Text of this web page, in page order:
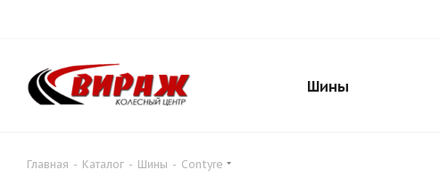
Шины
Главная - Каталог - Шины - Contyre